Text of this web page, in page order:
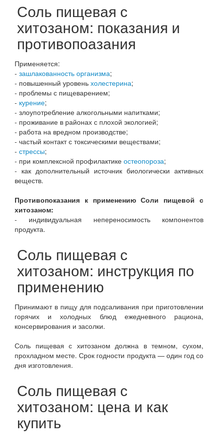
Соль пищевая с
хитозаном: показания и
противопоазания
Применяется:
- зашлакованность организма;
- повышенный уровень холестерина;
- проблемы с пищеварением;
- курение;
- злоупотребление алкогольными напитками;
- проживание в районах с плохой экологией;
- работа на вредном производстве;
- частый контакт с токсическими веществами;
- стрессы;
- при комплексной профилактике остеопороза;
- как дополнительный источник биологически активных
веществ.
Противопоказания к применению Соли пищевой с
хитозаном:
- индивидуальная непереносимость компонентов
продукта.
Соль пищевая с
хитозаном: инструкция по
применению
Принимают в пищу для подсаливания при приготовлении
горячих и холодных блюд ежедневного рациона,
консервирования и засолки.
Соль пищевая с хитозаном должна в темном, сухом,
прохладном месте. Срок годности продукта — один год со
дня изготовления.
Соль пищевая с
хитозаном: цена и как
купить